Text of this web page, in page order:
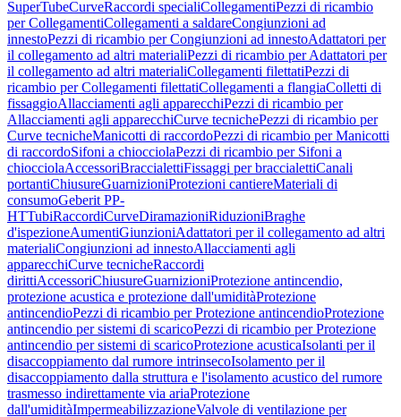
SuperTubeCurveRaccordi specialiCollegamentiPezzi di ricambio
per CollegamentiCollegamenti a saldareCongiunzioni ad
innestoPezzi di ricambio per Congiunzioni ad innestoAdattatori per
il collegamento ad altri materialiPezzi di ricambio per Adattatori per
il collegamento ad altri materialiCollegamenti filettatiPezzi di
ricambio per Collegamenti filettatiCollegamenti a flangiaColletti di
fissaggioAllacciamenti agli apparecchiPezzi di ricambio per
Allacciamenti agli apparecchiCurve tecnichePezzi di ricambio per
Curve tecnicheManicotti di raccordoPezzi di ricambio per Manicotti
di raccordoSifoni a chiocciolaPezzi di ricambio per Sifoni a
chiocciolaAccessoriBraccialettiFissaggi per braccialettiCanali
portantiChiusureGuarnizioniProtezioni cantiereMateriali di
consumoGeberit PP-
HTTubiRaccordiCurveDiramazioniRiduzioniBraghe
d'ispezioneAumentiGiunzioniAdattatori per il collegamento ad altri
materialiCongiunzioni ad innestoAllacciamenti agli
apparecchiCurve tecnicheRaccordi
dirittiAccessoriChiusureGuarnizioniProtezione antincendio,
protezione acustica e protezione dall'umiditàProtezione
antincendioPezzi di ricambio per Protezione antincendioProtezione
antincendio per sistemi di scaricoPezzi di ricambio per Protezione
antincendio per sistemi di scaricoProtezione acusticaIsolanti per il
disaccoppiamento dal rumore intrinsecoIsolamento per il
disaccoppiamento dalla struttura e l'isolamento acustico del rumore
trasmesso indirettamente via ariaProtezione
dall'umiditàImpermeabilizzazioneValvole di ventilazione per